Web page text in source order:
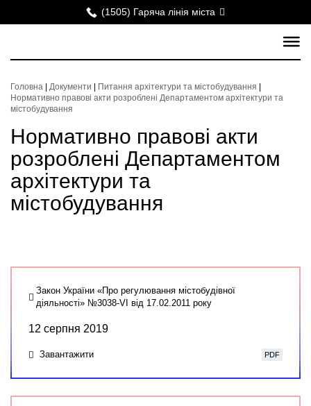
(1505) Гаряча лінія міста
Головна Документи Питання архітектури та містобудування
Нормативно правові акти розроблені Департаментом архітектури та
містобудування
Нормативно правові акти
розроблені Департаментом
архітектури та
містобудування
Закон України «Про регулювання містобудівної
діяльності» №3038-VI від 17.02.2011 року
12 серпня 2019
Завантажити PDF